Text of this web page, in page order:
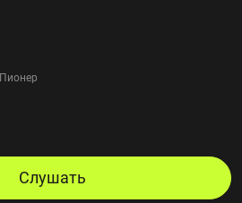
Пионер
Слушать